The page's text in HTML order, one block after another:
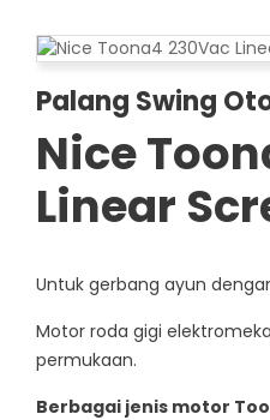
Palang Swing
Nice
Linear
Untuk gerbang ayun
Motor roda gigi
permukaan.
Berbagai jenis motor